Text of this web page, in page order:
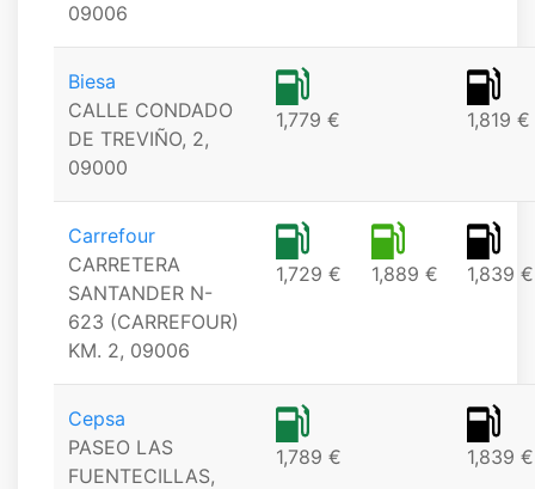
09006
Biesa
CALLE CONDADO
DE TREVIÑO, 2,
09000
1,779 € 1,819 €
Carrefour
CARRETERA
SANTANDER N-
623 (CARREFOUR)
KM. 2, 09006
1,729 € 1,889 € 1,839 €
Cepsa
PASEO LAS
FUENTECILLAS,
1,789 € 1,839 €